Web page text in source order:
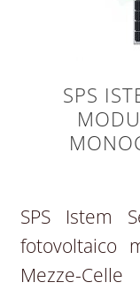
SPS
SPS Istem
fotovoltaico
Mezze-